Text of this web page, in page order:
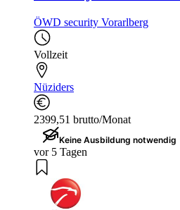
ÖWD security Vorarlberg
Vollzeit
Nüziders
2399,51 brutto/Monat
Keine Ausbildung notwendig
vor 5 Tagen